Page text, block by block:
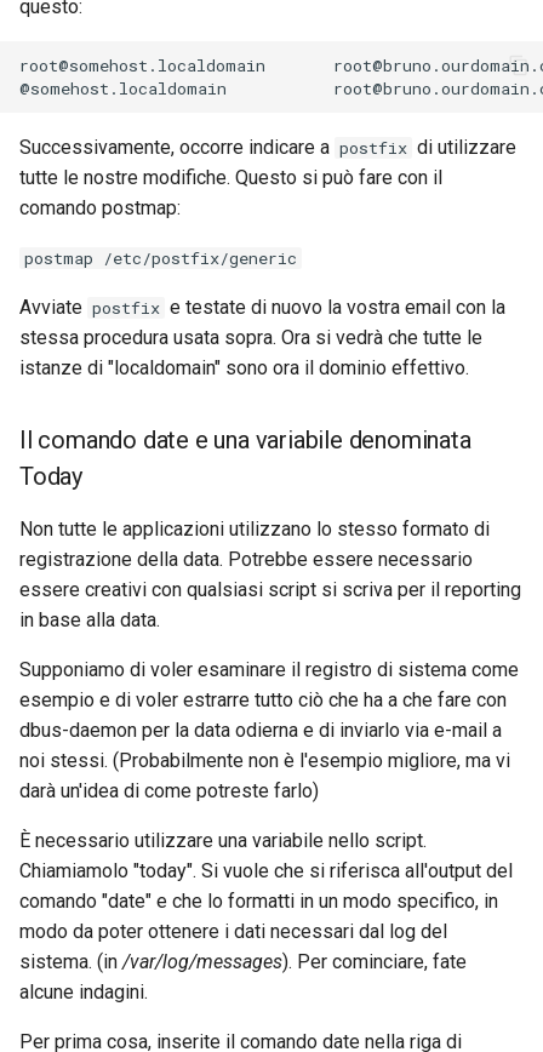
questo:
root@somehost.localdomain
@somehost.localdomain
Successivamente, occorre indicare a postfix di utilizzare
tutte le nostre modifiche. Questo si può fare con il
comando postmap:
postmap /etc/postfix/generic
Avviate postfix e testate di nuovo la vostra email con la
stessa procedura usata sopra. Ora si vedrà che tutte le
istanze di "localdomain" sono ora il dominio effettivo.
Il comando date e una variabile denominata
Today
Non tutte le applicazioni utilizzano lo stesso formato di
registrazione della data. Potrebbe essere necessario
essere creativi con qualsiasi script si scriva per il reporting
in base alla data.
Supponiamo di voler esaminare il registro di sistema come
esempio e di voler estrarre tutto ciò che ha a che fare con
dbus-daemon per la data odierna e di inviarlo via e-mail a
noi stessi. (Probabilmente non è l'esempio migliore, ma vi
darà un'idea di come potreste farlo)
È necessario utilizzare una variabile nello script.
Chiamiamolo "today". Si vuole che si riferisca all'output del
comando "date" e che lo formatti in un modo specifico, in
modo da poter ottenere i dati necessari dal log del
sistema. (in/var/log/messages). Per cominciare, fate
alcune indagini.
Per prima cosa, inserite il comando date nella riga di